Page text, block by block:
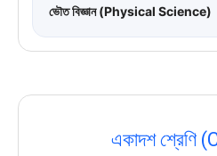
ভৌত বিজ্ঞান (Physical Science)
একাদশ শ্রেণি